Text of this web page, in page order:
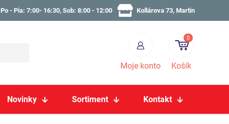
Po - Pia: 7:00- 16:30, Sob: 8:00 - 12:00 Kollárova 73, Martin
Moje konto
0
Košík
Novinky Sortiment Kontakt